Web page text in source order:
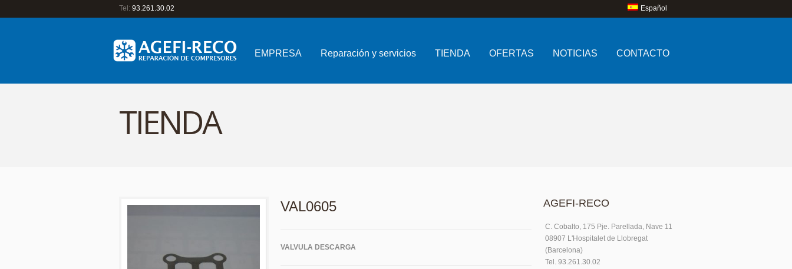
Tel: 93.261.30.02 Español
EMPRESA Reparación y servicios TIENDA OFERTAS NOTICIAS CONTACTO
TIENDA
VAL0605
VALVULA DESCARGA
AGEFI-RECO
C. Cobalto, 175 Pje. Parellada, Nave 11
08907 L'Hospitalet de Llobregat
(Barcelona)
Tel. 93.261.30.02